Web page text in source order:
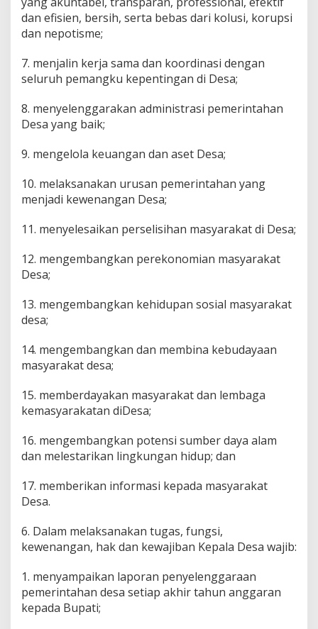
dan efisien, bersih, serta bebas dari kolusi, korupsi
dan nepotisme;
7. menjalin kerja sama dan koordinasi dengan
seluruh pemangku kepentingan di Desa;
8. menyelenggarakan administrasi pemerintahan
Desa yang baik;
9. mengelola keuangan dan aset Desa;
10. melaksanakan urusan pemerintahan yang
menjadi kewenangan Desa;
11. menyelesaikan perselisihan masyarakat di Desa;
12. mengembangkan perekonomian masyarakat
Desa;
13. mengembangkan kehidupan sosial masyarakat
desa;
14. mengembangkan dan membina kebudayaan
masyarakat desa;
15. memberdayakan masyarakat dan lembaga
kemasyarakatan diDesa;
16. mengembangkan potensi sumber daya alam
dan melestarikan lingkungan hidup; dan
17. memberikan informasi kepada masyarakat
Desa.
6. Dalam melaksanakan tugas, fungsi,
kewenangan, hak dan kewajiban Kepala Desa wajib:
1. menyampaikan laporan penyelenggaraan
pemerintahan desa setiap akhir tahun anggaran
kepada Bupati;